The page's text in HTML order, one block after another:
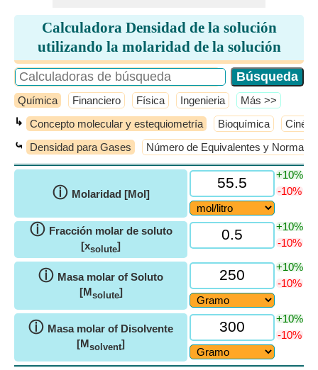
Calculadora Densidad de la solución
utilizando la molaridad de la solución
Química Financiero Física Ingenieria ​Más >>
↳ Concepto molecular y estequiometría Bioquímica
⤿ Densidad para Gases Número de Equivalentes y
ⓘ Molaridad [Mol]
+10%
-10%
ⓘ Fracción molar de soluto
[xsolute]
+10%
-10%
ⓘ Masa molar of Soluto
[Msolute]
+10%
-10%
ⓘ Masa molar of Disolvente
[Msolvent]
+10%
-10%